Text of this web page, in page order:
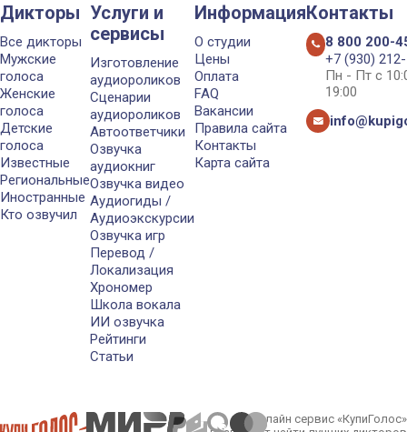
Дикторы
Все дикторы
Мужские
голоса
Женские
голоса
Детские
голоса
Известные
Региональные
Иностранные
Кто озвучил
Услуги и
сервисы
Изготовление
аудиороликов
Сценарии
аудиороликов
Автоответчики
Озвучка
аудиокниг
Озвучка видео
Аудиогиды /
Аудиоэкскурсии
Озвучка игр
Перевод /
Локализация
Хрономер
Школа вокала
ИИ озвучка
Рейтинги
Статьи
Информация
О студии
Цены
Оплата
FAQ
Вакансии
Правила сайта
Контакты
Карта сайта
Контакты
8 800 200-
+7 (930)
Пн - Пт с
19:00
Онлайн сервис «КупиГолос»